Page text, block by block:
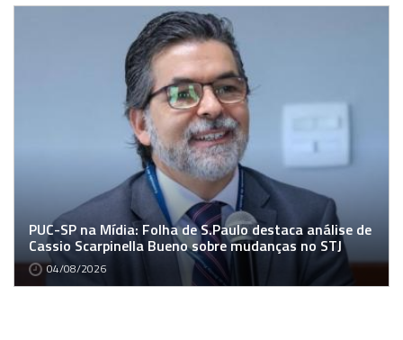
PUC-SP na Mídia: Folha de S.Paulo destaca análise de
Cassio Scarpinella Bueno sobre mudanças no STJ
04/08/2026